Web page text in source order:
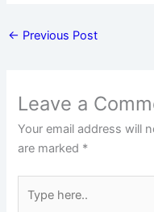
← Previous Post
Leave a
Your email address will
are marked *
here..